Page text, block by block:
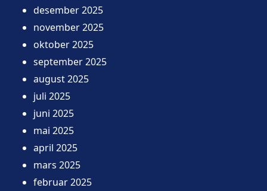
desember 2025
november 2025
oktober 2025
september 2025
august 2025
juli 2025
juni 2025
mai 2025
april 2025
mars 2025
februar 2025